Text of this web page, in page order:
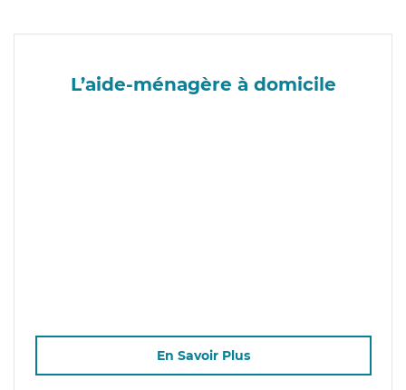
L’aide-ménagère à domicile
En Savoir Plus